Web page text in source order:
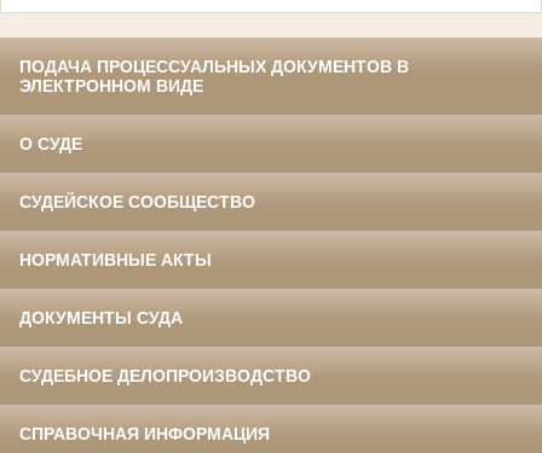
ПОДАЧА ПРОЦЕССУАЛЬНЫХ ДОКУМЕНТОВ В
ЭЛЕКТРОННОМ ВИДЕ
О СУДЕ
СУДЕЙСКОЕ СООБЩЕСТВО
НОРМАТИВНЫЕ АКТЫ
ДОКУМЕНТЫ СУДА
СУДЕБНОЕ ДЕЛОПРОИЗВОДСТВО
СПРАВОЧНАЯ ИНФОРМАЦИЯ